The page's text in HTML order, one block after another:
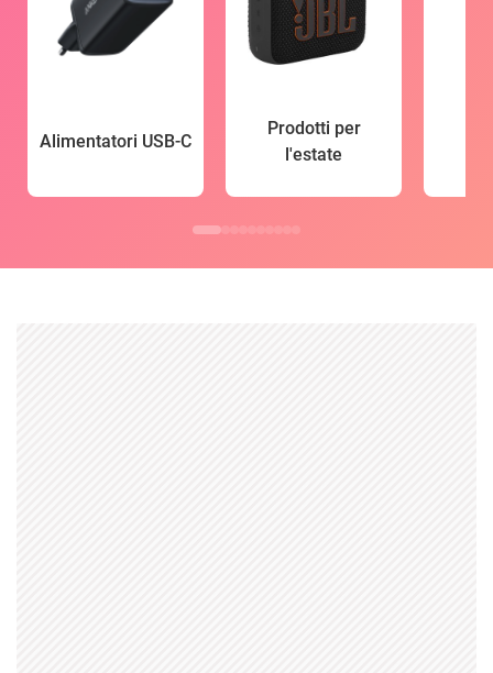
Alimentatori USB-C
Prodotti per
l'estate